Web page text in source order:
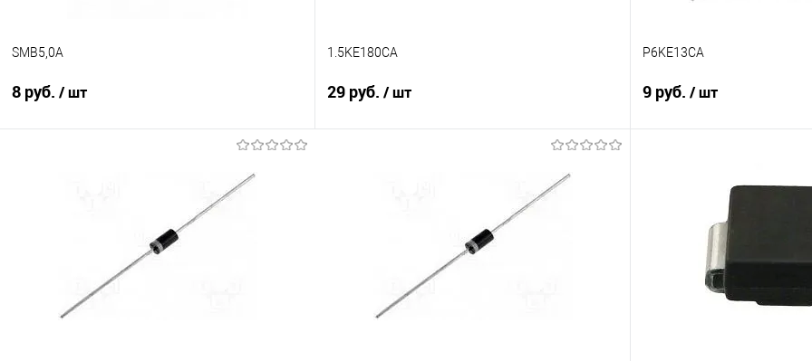
SMB5,0A
8 руб. / шт
1.5KE180CA
29 руб. / шт
P6KE13CA
9 руб. / шт
В избранное